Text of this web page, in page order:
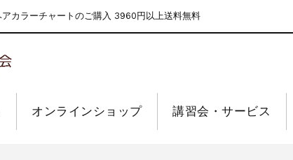
カラーチャートのご購入 3960円以上送料無料
オンラインショップ 講習会・サービス
お値引きを行います